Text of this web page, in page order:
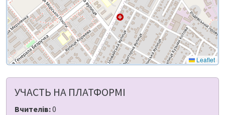
Leaflet
УЧАСТЬ НА ПЛАТФОРМІ
Вчителів:0